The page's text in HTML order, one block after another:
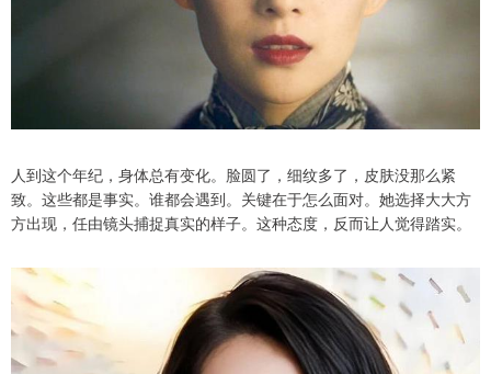
人到这个年纪，身体总有变化。脸圆了，细纹多了，皮肤没那么紧
致。这些都是事实。谁都会遇到。关键在于怎么面对。她选择大大方
方出现，任由镜头捕捉真实的样子。这种态度，反而让人觉得踏实。